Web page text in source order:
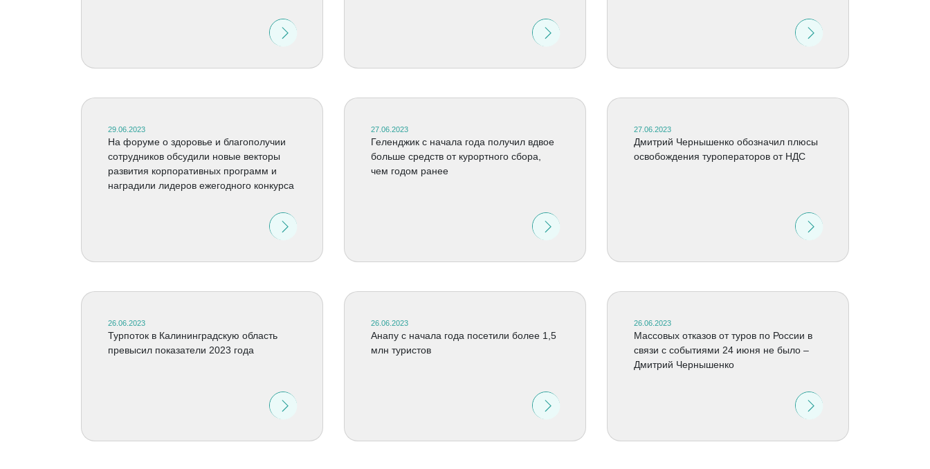
29.06.2023
На форуме о здоровье и благополучии
сотрудников обсудили новые векторы
развития корпоративных программ и
наградили лидеров ежегодного конкурса
27.06.2023
Геленджик с начала года получил вдвое
больше средств от курортного сбора,
чем годом ранее
27.06.2023
Дмитрий Чернышенко обозначил плюсы
освобождения туроператоров от НДС
26.06.2023
Турпоток в Калининградскую область
превысил показатели 2023 года
26.06.2023
Анапу с начала года посетили более 1,5
млн туристов
26.06.2023
Массовых отказов от туров по России в
связи с событиями 24 июня не было –
Дмитрий Чернышенко